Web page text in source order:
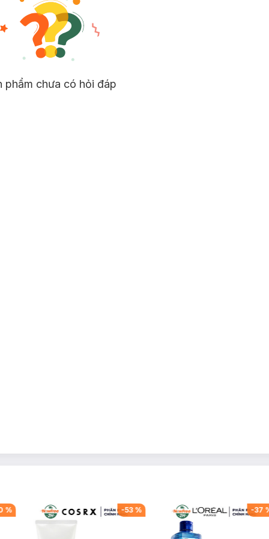
phẩm chưa có hỏi đáp
% -53% -37